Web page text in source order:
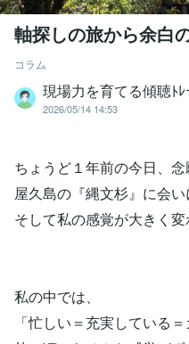
軸探しの旅から余白
コラム
現場力を育てる傾聴ﾄ
2026/05/14 14:53
ちょうど１年前の今日、念
屋久島の『縄文杉』に会
そして私の感覚が大きく
私の中では、
「忙しい＝充実している＝